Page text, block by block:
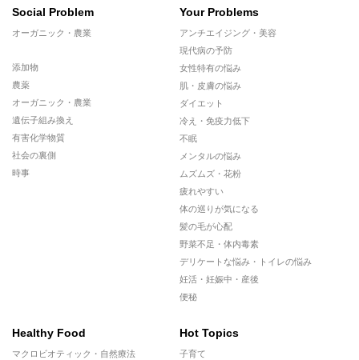
Social Problem
オーガニック・農業
添加物
農薬
オーガニック・農業
遺伝子組み換え
有害化学物質
社会の裏側
時事
Your Problems
アンチエイジング・美容
現代病の予防
女性特有の悩み
肌・皮膚の悩み
ダイエット
冷え・免疫力低下
不眠
メンタルの悩み
ムズムズ・花粉
疲れやすい
体の巡りが気になる
髪の毛が心配
野菜不足・体内毒素
デリケートな悩み・トイレの悩み
妊活・妊娠中・産後
便秘
Healthy Food
マクロビオティック・自然療法
Hot Topics
子育て